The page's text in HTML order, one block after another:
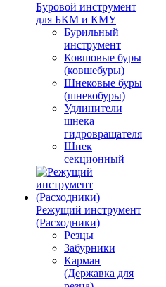
Буровой инструмент
для БКМ и КМУ
Бурильный
инструмент
Ковшовые буры
(ковшебуры)
Шнековые буры
(шнекобуры)
Удлинители
шнека
гидровращателя
Шнек
секционный
Режущий инструмент
(Расходники)
Резцы
Забурники
Карман
(Державка для